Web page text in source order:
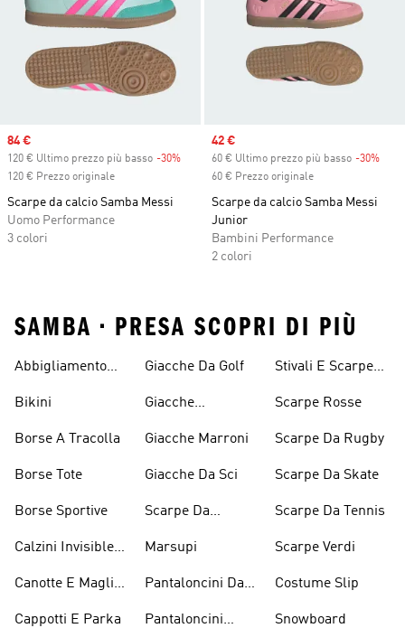
Sale price
84 €
120 € Ultimo prezzo più basso -30% Discount
120 € Prezzo originale
Scarpe da calcio Samba Messi
Uomo Performance
3 colori
Sale price
42 €
60 € Ultimo prezzo più basso -30%
60 € Prezzo originale
Scarpe da calcio Samba Messi
Junior
Bambini Performance
2 colori
SAMBA • PRESA SCOPRI DI PIÙ
Abbigliamento
Bikini
Borse A Tracolla
Borse Tote
Borse Sportive
Calzini Invisible
Canotte E Maglie
Cappotti E Parka
Giacche Da Golf
Giacche
Giacche Marroni
Giacche Da Sci
Scarpe Da
Marsupi
Pantaloncini Da
Pantaloncini
Stivali E Scarpe
Scarpe Rosse
Scarpe Da Rugby
Scarpe Da Skate
Scarpe Da Tennis
Scarpe Verdi
Costume Slip
Snowboard